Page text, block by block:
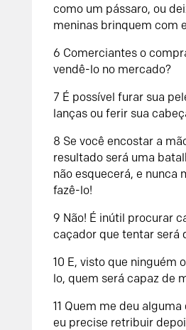
como um pássaro, ou
meninas brinquem com
6 Comerciantes o
vendê-lo no mercado?
7 É possível furar sua
lanças ou ferir sua
8 Se você encostar a
resultado será uma
não esquecerá, e nunca
fazê-lo!
9 Não! É inútil procurar
caçador que tentar será
10 E, visto que ninguém
lo, quem será capaz de
11 Quem me deu alguma
eu precise retribuir